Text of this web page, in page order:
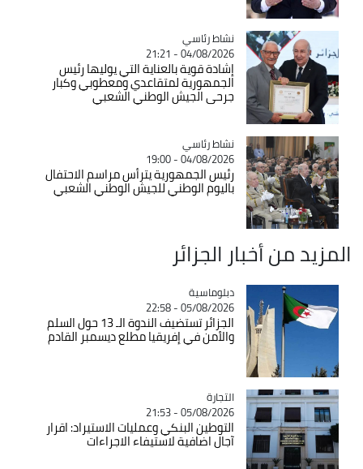
Catégorie
نشاط رئاسي
04/08/2026 - 21:21
إشادة قوية بالعناية التي يوليها رئيس
الجمهورية لمتقاعدي ومعطوبي وكبار
جرحى الجيش الوطني الشعبي
Catégorie
نشاط رئاسي
04/08/2026 - 19:00
رئيس الجمهورية يترأس مراسم الاحتفال
باليوم الوطني للجيش الوطني الشعبي
المزيد من أخبار الجزائر
Catégorie
دبلوماسية
05/08/2026 - 22:58
الجزائر تستضيف الندوة الـ 13 حول السلم
والأمن في إفريقيا مطلع ديسمبر القادم
Catégorie
التجارة
05/08/2026 - 21:53
التوطين البنكي وعمليات الاستيراد: اقرار
آجال اضافية لاستيفاء الاجراءات